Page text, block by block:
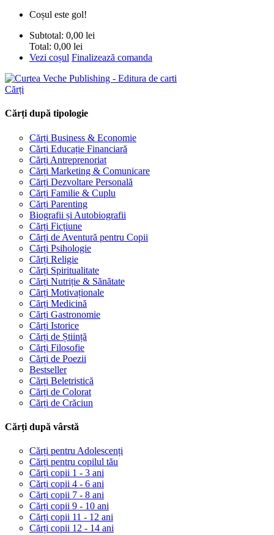
Coșul este gol!
Subtotal: 0,00 lei
Total: 0,00 lei
Vezi coșul Finalizează comanda
Cărți
Cărți după tipologie
Cărți Business & Economie
Cărți Educație Financiară
Cărți Antreprenoriat
Cărți Marketing & Comunicare
Cărți Dezvoltare Personală
Cărți Familie & Cuplu
Cărți Parenting
Biografii și Autobiografii
Cărți Ficțiune
Cărți de Aventură pentru Copii
Cărți Psihologie
Cărți Religie
Cărți Spiritualitate
Cărți Nutriție & Sănătate
Cărți Motivaționale
Cărți Medicină
Cărți Gastronomie
Cărți Istorice
Cărți de Știință
Cărți Filosofie
Cărți de Poezii
Bestseller
Cărți Beletristică
Cărți de Colorat
Cărți de Crăciun
Cărți după vârstă
Cărți pentru Adolescenți
Cărți pentru copilul tău
Cărți copii 1 - 3 ani
Cărți copii 4 - 6 ani
Cărți copii 7 - 8 ani
Cărți copii 9 - 10 ani
Cărți copii 11 - 12 ani
Cărți copii 12 - 14 ani